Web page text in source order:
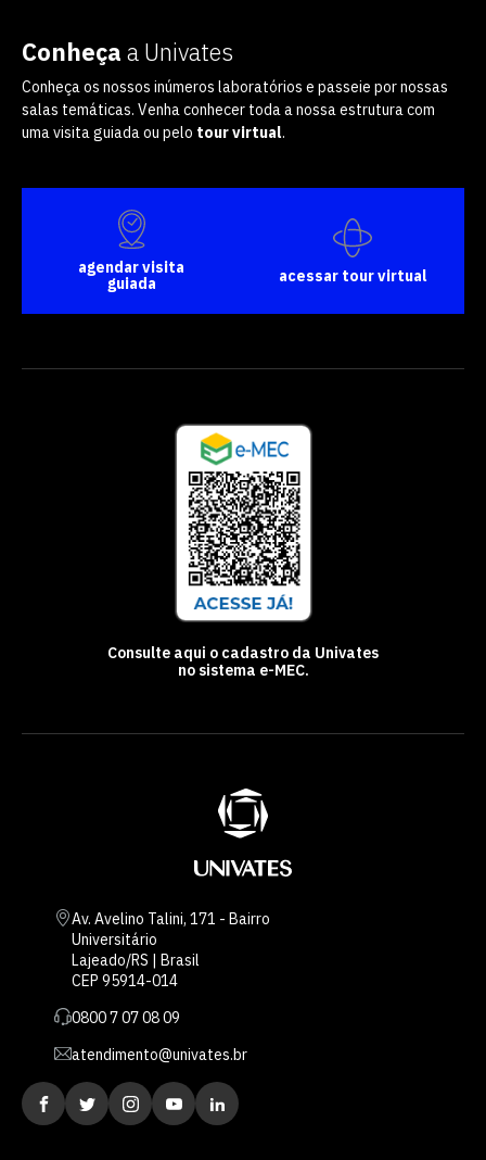
Conheça a Univates
Conheça os nossos inúmeros laboratórios e passeie por nossas
salas temáticas. Venha conhecer toda a nossa estrutura com
uma visita guiada ou pelo tour virtual.
agendar visita
guiada
acessar tour virtual
Consulte aqui o cadastro da Univates
no sistema e-MEC.
Av. Avelino Talini, 171 - Bairro
Universitário
Lajeado/RS | Brasil
CEP 95914-014
0800 7 07 08 09
atendimento@univates.br